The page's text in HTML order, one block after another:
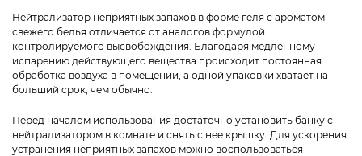
Нейтрализатор неприятных запахов в форме геля с ароматом
свежего белья отличается от аналогов формулой
контролируемого высвобождения. Благодаря медленному
испарению действующего вещества происходит постоянная
обработка воздуха в помещении, а одной упаковки хватает на
больший срок, чем обычно.
Перед началом использования достаточно установить банку с
нейтрализатором в комнате и снять с нее крышку. Для ускорения
устранения неприятных запахов можно воспользоваться